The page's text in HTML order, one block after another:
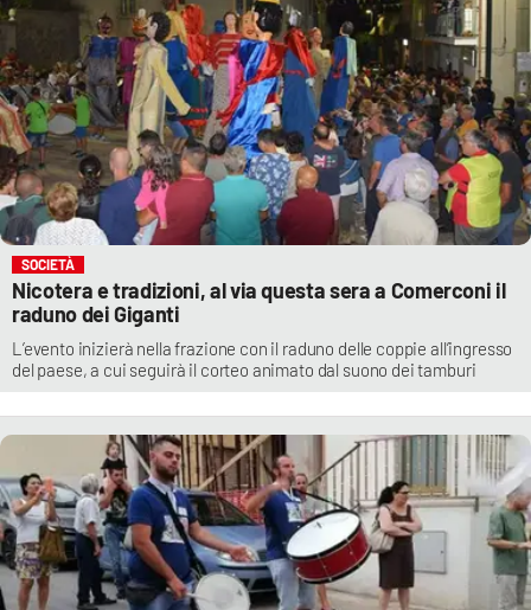
SOCIETÀ
Nicotera e tradizioni, al via questa sera a Comerconi il
raduno dei Giganti
L’evento inizierà nella frazione con il raduno delle coppie all’ingresso
del paese, a cui seguirà il corteo animato dal suono dei tamburi